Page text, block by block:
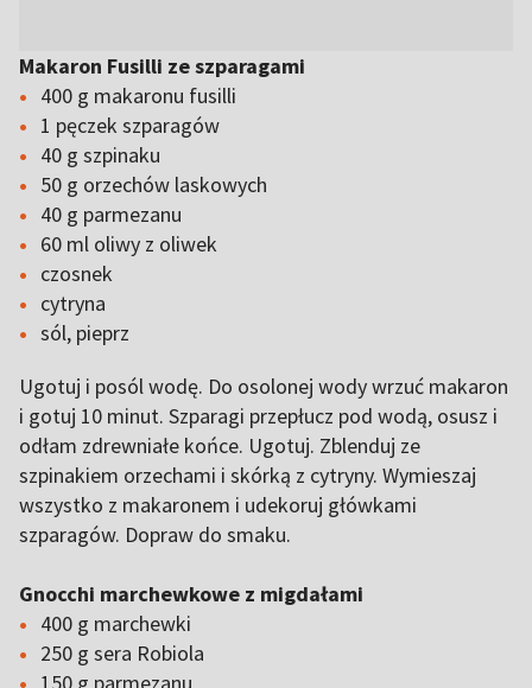
Makaron Fusilli ze szparagami
400 g makaronu fusilli
1 pęczek szparagów
40 g szpinaku
50 g orzechów laskowych
40 g parmezanu
60 ml oliwy z oliwek
czosnek
cytryna
sól, pieprz
Ugotuj i posól wodę. Do osolonej wody wrzuć makaron
i gotuj 10 minut. Szparagi przepłucz pod wodą, osusz i
odłam zdrewniałe końce. Ugotuj. Zblenduj ze
szpinakiem orzechami i skórką z cytryny. Wymieszaj
wszystko z makaronem i udekoruj główkami
szparagów. Dopraw do smaku.
Gnocchi marchewkowe z migdałami
400 g marchewki
250 g sera Robiola